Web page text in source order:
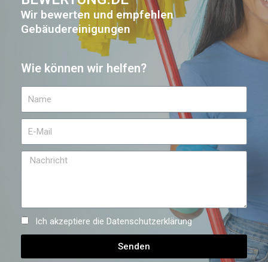
Wir bewerten und empfehlen
Gebäudereinigungen
Wie können wir helfen?
Ich akzeptiere die Datenschutzerklärung
Senden